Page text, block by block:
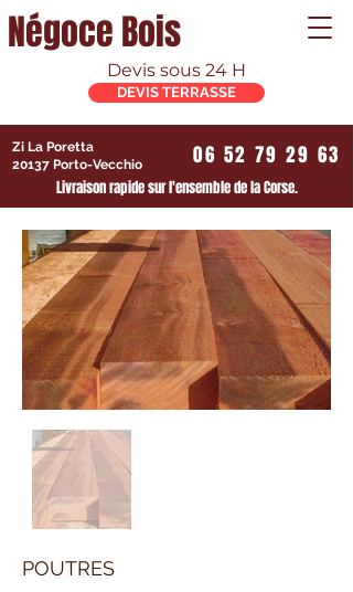
Négoce Bois
06 52 79 29 63
Zi La Poretta
20137 Porto-Vecchio
Livraison rapide sur l'ensemble de la Corse.
Devis sous 24 H
DEVIS TERRASSE
POUTRES